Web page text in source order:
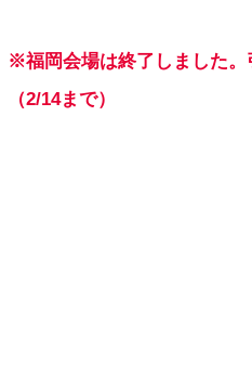
※福岡会場は終了しました。
（2/14まで）